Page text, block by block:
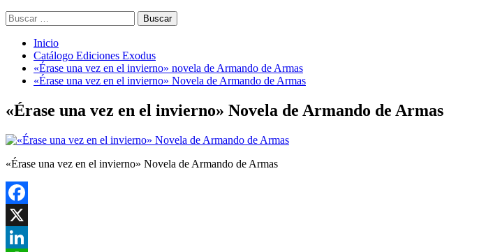
Buscar:
Inicio
Catálogo Ediciones Exodus
«Érase una vez en el invierno» novela de Armando de Armas
«Érase una vez en el invierno» Novela de Armando de Armas
«Érase una vez en el invierno» Novela de Armando de Armas
«Érase una vez en el invierno» Novela de Armando de Armas
Facebook
X